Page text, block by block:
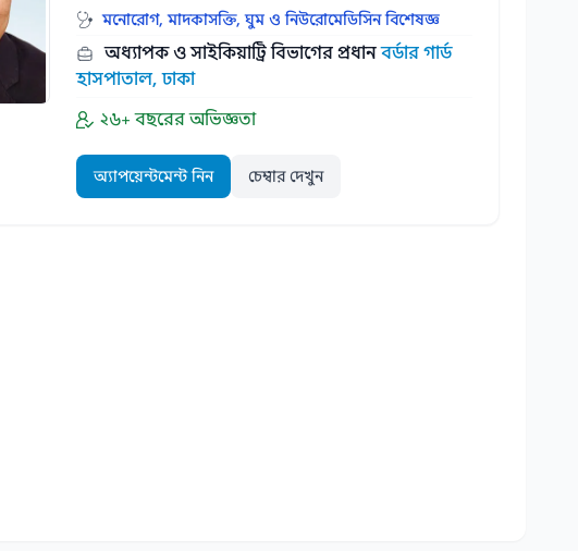
মনোরোগ, মাদকাসক্তি, ঘুম ও নিউরোমেডিসিন বিশেষজ্ঞ
অধ্যাপক ও সাইকিয়াট্রি বিভাগের প্রধানবর্ডার গার্ড
হাসপাতাল, ঢাকা
২৬+ বছরের অভিজ্ঞতা
অ্যাপয়েন্টমেন্ট নিন চেম্বার দেখুন